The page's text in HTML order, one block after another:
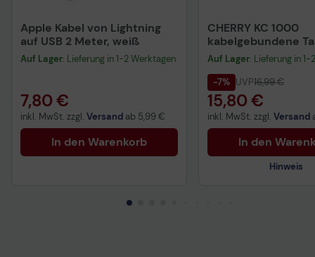
Apple Kabel von Lightning
auf USB 2 Meter, weiß
Auf Lager: Lieferung in 1-2 Werktagen
7,80 €
inkl. MwSt. zzgl. Versand ab 5,99 €
In den Warenkorb
CHERRY KC 1000
kabelgebundene
QWERTZ DE -
Auf Lager: Lieferung in
-7% UVP16,99 €
15,80 €
inkl. MwSt. zzgl. Versand
In den
Hinweis